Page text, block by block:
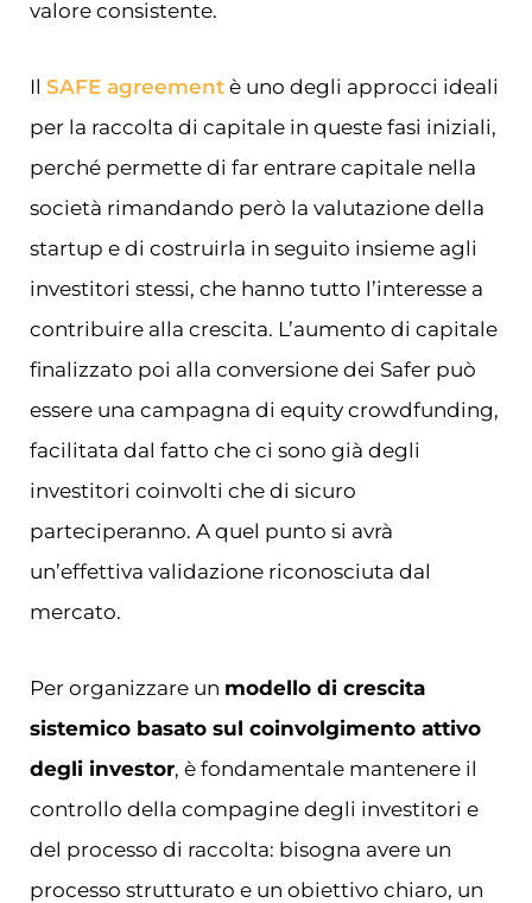
valore consistente.
Il SAFE agreement è uno degli approcci ideali
per la raccolta di capitale in queste fasi iniziali,
perché permette di far entrare capitale nella
società rimandando però la valutazione della
startup e di costruirla in seguito insieme agli
investitori stessi, che hanno tutto l’interesse a
contribuire alla crescita. L’aumento di capitale
finalizzato poi alla conversione dei Safer può
essere una campagna di equity crowdfunding,
facilitata dal fatto che ci sono già degli
investitori coinvolti che di sicuro
parteciperanno. A quel punto si avrà
un’effettiva validazione riconosciuta dal
mercato.
Per organizzare un modello di crescita
sistemico basato sul coinvolgimento attivo
degli investor, è fondamentale mantenere il
controllo della compagine degli investitori e
del processo di raccolta: bisogna avere un
processo strutturato e un obiettivo chiaro, un